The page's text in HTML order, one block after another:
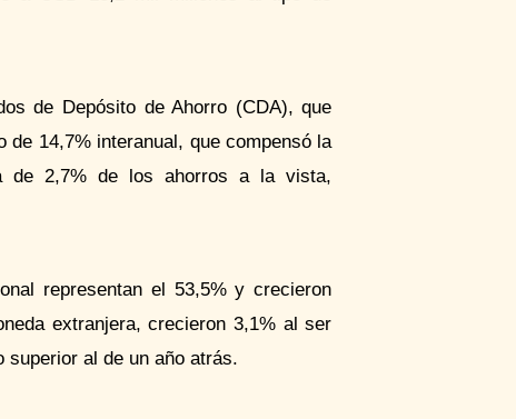
de Depósito de Ahorro (CDA), que
14,7% interanual, que compensó la
de 2,7% de los ahorros a la vista,
representan el 53,5% y crecieron
extranjera, crecieron 3,1% al ser
al de un año atrás.